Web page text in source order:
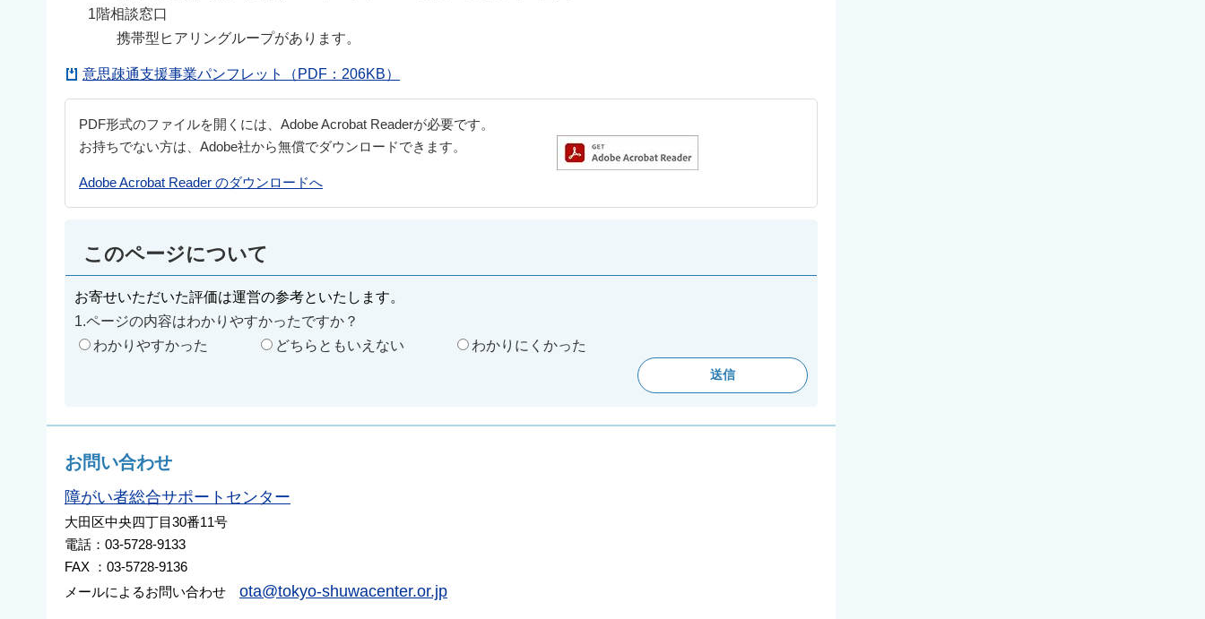
1階相談窓口
携帯型ヒアリングループがあります。
意思疎通支援事業パンフレット（PDF：206KB）
PDF形式のファイルを開くには、Adobe Acrobat Readerが必要です。
お持ちでない方は、Adobe社から無償でダウンロードできます。
Adobe Acrobat Reader のダウンロードへ
このページについて
お寄せいただいた評価は運営の参考といたします。
1.ページの内容はわかりやすかったですか？
わかりやすかった
どちらともいえない わかりにくかった
お問い合わせ
障がい者総合サポートセンター
大田区中央四丁目30番11号
電話：03-5728-9133
FAX ：03-5728-9136
メールによるお問い合わせ ota@tokyo-shuwacenter.or.jp